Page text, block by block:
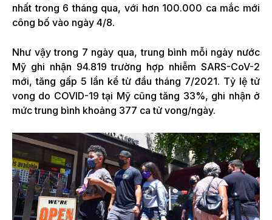
nhất trong 6 tháng qua, với hơn 100.000 ca mắc mới
công bố vào ngày 4/8.
Như vậy trong 7 ngày qua, trung bình mỗi ngày nước
Mỹ ghi nhận 94.819 trường hợp nhiễm SARS-CoV-2
mới, tăng gấp 5 lần kể từ đầu tháng 7/2021. Tỷ lệ tử
vong do COVID-19 tại Mỹ cũng tăng 33%, ghi nhận ở
mức trung bình khoảng 377 ca tử vong/ngày.